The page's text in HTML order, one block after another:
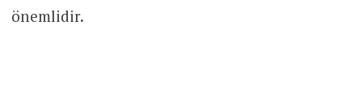
önemlidir.